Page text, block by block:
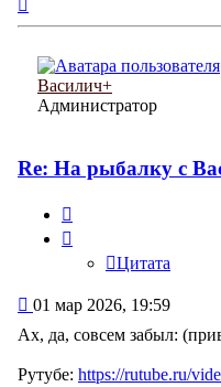
к
Василич+
Администратор
Re: На рыбалку с
Цитата
Сообщение
01 мар 2026, 19:59
Ах, да, совсем забыл:
Рутубе: https://rutube.ru/